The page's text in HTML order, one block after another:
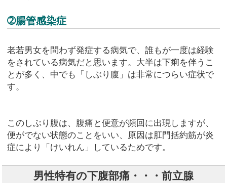
➁腸管感染症
老若男女を問わず発症する病気で、誰もが一度は経験
をされている病気だと思います。大半は下痢を伴うこ
とが多く、中でも「しぶり腹」は非常につらい症状で
す。
このしぶり腹は、腹痛と便意が頻回に出現しますが、
便がでない状態のことをいい、原因は肛門括約筋が炎
症により「けいれん」しているためです。
男性特有の下腹部痛・・・前立腺